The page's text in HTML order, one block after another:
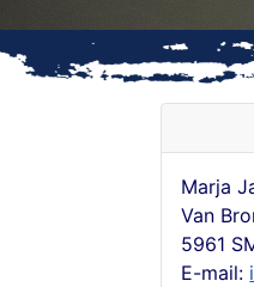
Marja
Van
5961
E-mail: